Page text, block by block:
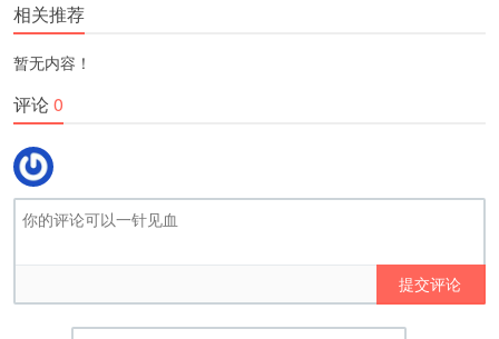
相关推荐
暂无内容！
评论0
提交评论